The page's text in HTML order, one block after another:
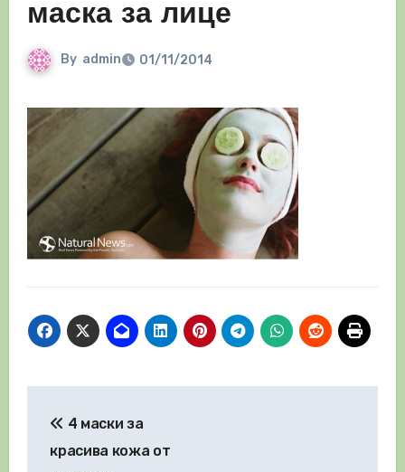
маска за лице
By admin 01/11/2014
4 маски за
красива кожа от